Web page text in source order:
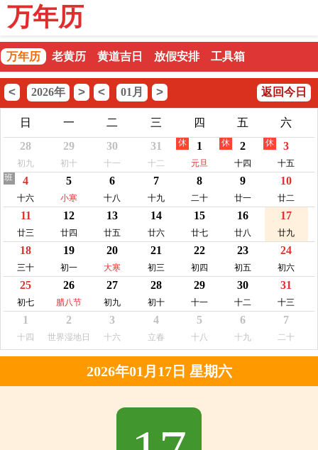
万年历
万年历 老黄历 黄道吉日 放假安排 工具箱
< 2026年 > < 01月 > 返回今日
日 一 二 三 四 五
六
28
初九
29
初十
30
十一
31
十二
1
元旦
休 2
十四
休 3
十五
休
4
十六
班 5
小寒
6
十八
7
十九
8
二十
9
廿一
10
廿二
11
廿三
12
廿四
13
廿五
14
廿六
15
廿七
16
廿八
17
廿九
18
三十
19
初一
20
大寒
21
初三
22
初四
23
初五
24
初六
25
初七
26
腊八节
27
初九
28
初十
29
十一
30
十二
31
十三
1
十四
2
世界湿地日
3
十六
4
立春
5
十八
6
十九
7
二十
2026年01月17日 星期六